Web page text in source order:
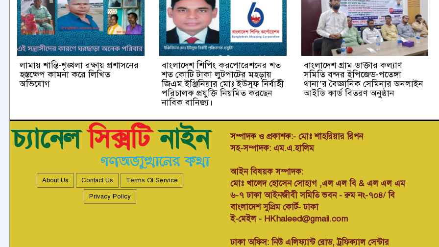
লামায় শান্তি-শৃঙ্খলা রক্ষায় প্রশাসনের
হস্তক্ষেপ কামনা করে লিখিত
অভিযোগ
বাংলাদেশ শিপিং করপোরেশনের শত
শত কোটি টাকা লুটপাটের মহড়ায়
জিএম ইঞ্জিনিয়ার মোঃ ইউসুফ নির্বাহী
পরিচালক প্রযুক্তি নিয়মিত করছেন
নাবিক বানিজ্য।
বাংলাদেশ গ্রাম ডাক্তার কল্যাণ
সমিতি বন্দর ইপিজেড-পতেঙ্গা
থানা’র বৈজ্ঞানিক সেমিনার অনলাইন
আইডি কার্ড বিতরণ অনুষ্ঠান
About Us Contact Us Terms Of Service
Privacy Policy
সম্পাদক ও প্রকাশক:- মোঃ শাহরিয়ার রিপন
সহ-সম্পাদক: এম.এ.হালিম
আইন বিষয়ক সম্পাদক:
মোঃ খালেদ হোসেন সোহাগ ,এল এল বি & এল এল এম
৬-৭ ঢাকা আইনজীবী সমিতি ভবন - রুম নং-৭০৪/ বি
বাংলাদেশ সুপ্রিম কোর্ট- ঢাকা
ই-মেইল - HKhaleed@gmail.com
ঢাকা অফিস: নিউ এলিফ্যান্ট রোড, ট্রফিক্যাল সেন্টার